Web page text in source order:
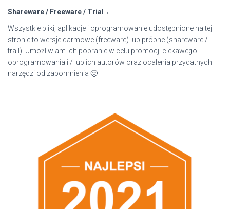
Shareware / Freeware / Trial ←
Wszystkie pliki, aplikacje i oprogramowanie udostępnione na tej
stronie to wersje darmowe (freeware) lub próbne (shareware /
trail). Umożliwiam ich pobranie w celu promocji ciekawego
oprogramowania i / lub ich autorów oraz ocalenia przydatnych
narzędzi od zapomnienia 🙂